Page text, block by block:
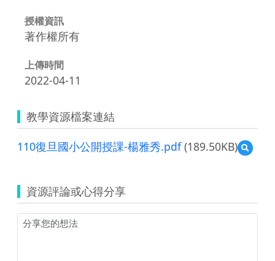
授權資訊
著作權所有
上傳時間
2022-04-11
教學資源檔案連結
110復旦國小公開授課-楊雅秀.pdf(189.50KB)
預
覽
國
小
資源評論或心得分享